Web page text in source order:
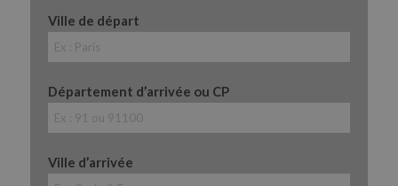
Ville de départ
Département d’arrivée ou CP
Ville d’arrivée